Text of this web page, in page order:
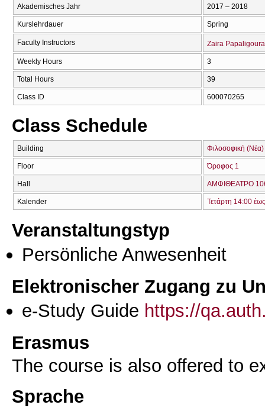
Akademisches Jahr 2017 – 2018
Kurslehrdauer Spring
Faculty Instructors Zaira Papaligoura
Weekly Hours 3
Total Hours 39
Class ID 600070265
Class Schedule
Building Φιλοσοφική (Νέα)
Floor Όροφος 1
Hall ΑΜΦΙΘΕΑΤΡΟ
Kalender Τετάρτη 14:00
Veranstaltungstyp
Persönliche Anwesenheit
Elektronischer Zugang zu
e-Study Guide https://
Erasmus
The course is also offered to
Sprache